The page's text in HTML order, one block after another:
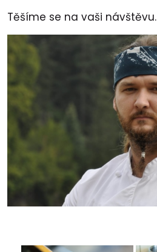
Těšíme se na vaši návštěvu.